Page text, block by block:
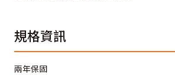
規格資訊
兩年保固